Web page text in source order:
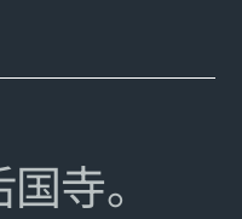
寺。